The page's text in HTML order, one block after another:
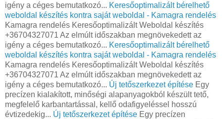
igény a céges bemutatkozó... Keresőoptimalizált bérelhető
weboldal készítés kontra saját weboldal - Kamagra rendelés
Kamagra rendelés Keresőoptimalizált Weboldal készítés
+36704327071 Az elmúlt időszakban megnövekedett az
igény a céges bemutatkozó... Keresőoptimalizált bérelhető
weboldal készítés kontra saját weboldal - Kamagra rendelés
Kamagra rendelés Keresőoptimalizált Weboldal készítés
+36704327071 Az elmúlt időszakban megnövekedett az
igény a céges bemutatkozó... Új tetőszerkezet építése Egy
precízen kialakított, minőségi alapanyagokból készült tető,
megfelelő karbantartással, kellő odafigyeléssel hosszú
évtizedekig... Új tetőszerkezet építése Egy precízen